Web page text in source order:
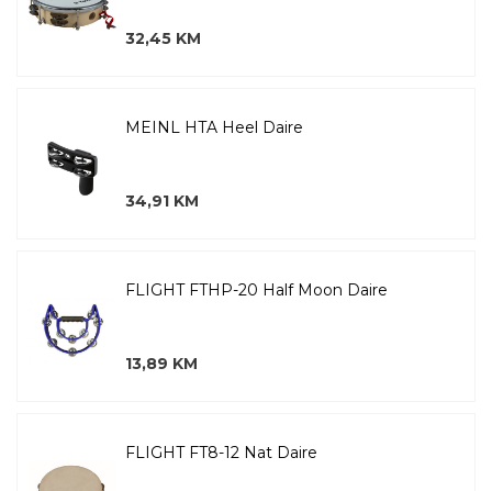
32,45 KM
MEINL HTA Heel Daire
34,91 KM
FLIGHT FTHP-20 Half Moon Daire
13,89 KM
FLIGHT FT8-12 Nat Daire